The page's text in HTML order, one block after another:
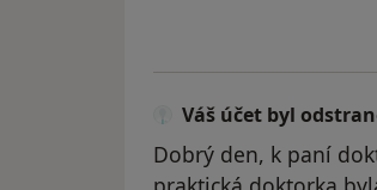
Váš účet byl
Dobrý den, k paní